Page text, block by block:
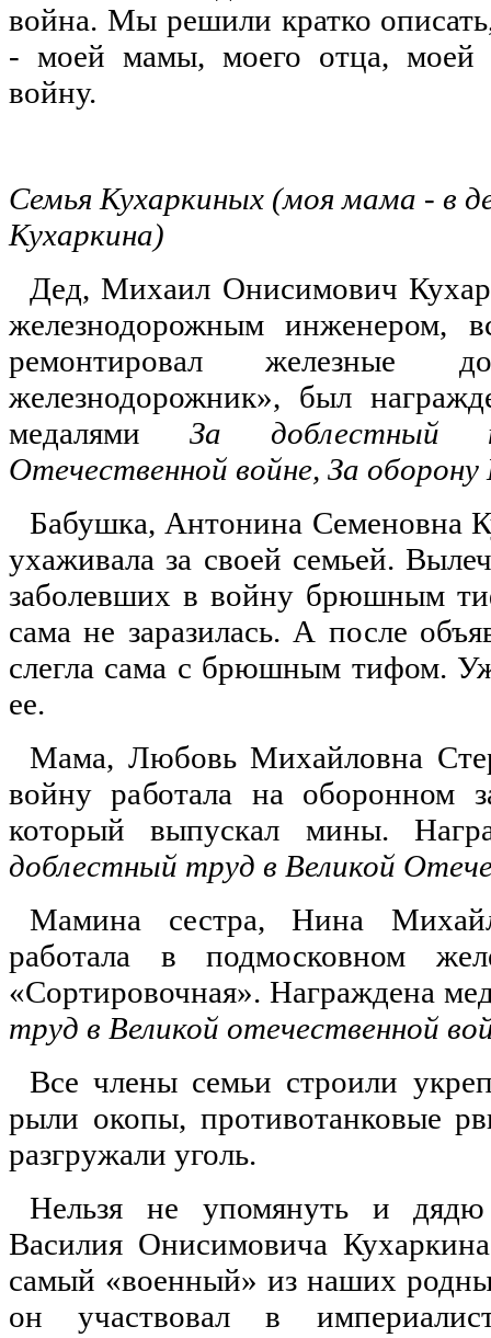
война. Мы решили кратко
- моей мамы, моего отца,
войну.
Семья Кухаркиных (моя мама - в
Кухаркина)
Дед, Михаил Онисимович
железнодорожным инженером,
ремонтировал железные
железнодорожник», был
медалями За доблестный
Отечественной войне, За
Бабушка, Антонина Семеновна
ухаживала за своей семьей.
заболевших в войну брюшным
сама не заразилась. А после
слегла сама с брюшным тифом.
ее.
Мама, Любовь Михайловна
войну работала на оборонном
который выпускал мины.
доблестный труд в Великой
Мамина сестра, Нина
работала в подмосковном
«Сортировочная». Награждена
труд в Великой отечественной
Все члены семьи строили
рыли окопы, противотанковые
разгружали уголь.
Нельзя не упомянуть и
Василия Онисимовича
самый «военный» из наших
он участвовал в